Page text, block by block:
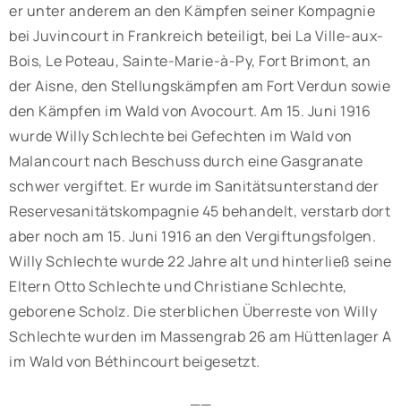
er unter anderem an den Kämpfen seiner Kompagnie
bei Juvincourt in Frankreich beteiligt, bei La Ville-aux-
Bois, Le Poteau, Sainte-Marie-à-Py, Fort Brimont, an
der Aisne, den Stellungskämpfen am Fort Verdun sowie
den Kämpfen im Wald von Avocourt. Am 15. Juni 1916
wurde Willy Schlechte bei Gefechten im Wald von
Malancourt nach Beschuss durch eine Gasgranate
schwer vergiftet. Er wurde im Sanitätsunterstand der
Reservesanitätskompagnie 45 behandelt, verstarb dort
aber noch am 15. Juni 1916 an den Vergiftungsfolgen.
Willy Schlechte wurde 22 Jahre alt und hinterließ seine
Eltern Otto Schlechte und Christiane Schlechte,
geborene Scholz. Die sterblichen Überreste von Willy
Schlechte wurden im Massengrab 26 am Hüttenlager A
im Wald von Béthincourt beigesetzt.
——